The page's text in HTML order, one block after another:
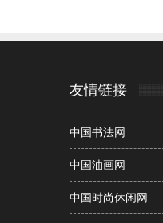
友情链接
中国书法网
中国油画网
中国时尚休闲网